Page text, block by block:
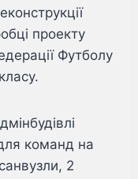
проекту
Футболу
команд на
2